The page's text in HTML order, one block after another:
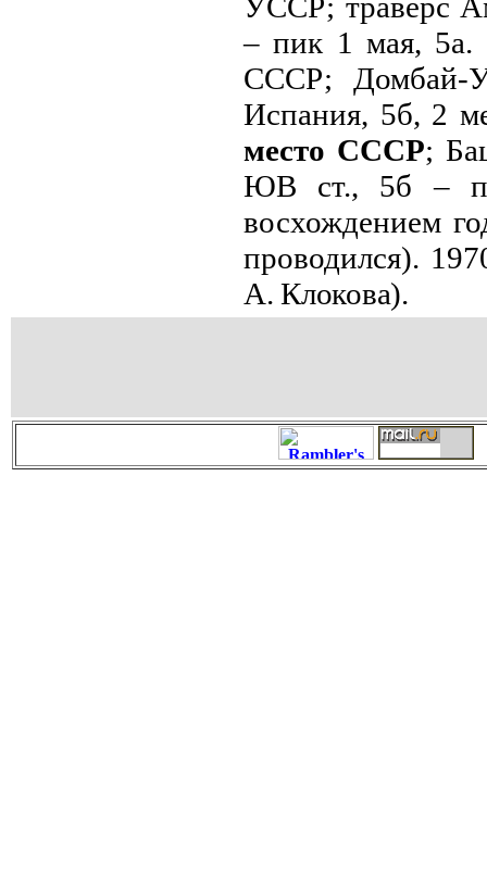
– пик 1 мая, 5а.
СССР; Домбай-
Испания, 5б, 2
место СССР;
ЮВ ст., 5б –
восхождением
проводился).
А. Клокова).